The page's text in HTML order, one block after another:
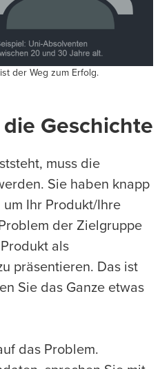
der Weg zum Erfolg.
Geschichte
muss die
Sie haben knapp
Ihr Produkt/Ihre
der Zielgruppe
als
präsentieren. Das ist
Sie das Ganze etwas
das Problem.